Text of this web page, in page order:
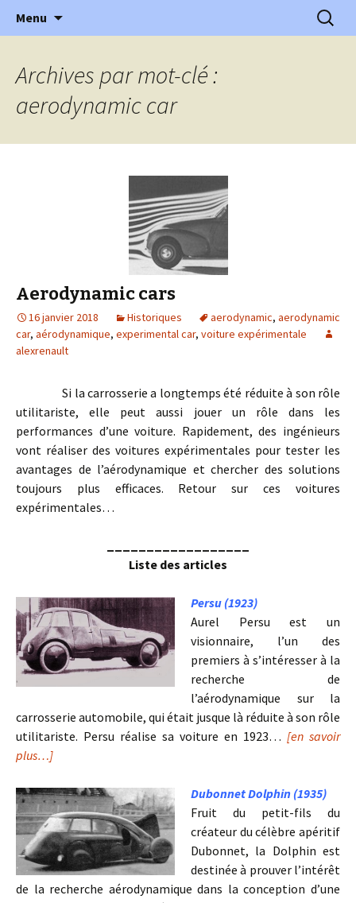
l'Automobile Ancienne
l'automobile ancienne : articles, historiques
…
Menu
Archives par mot-clé :
aerodynamic car
Aerodynamic cars
16 janvier 2018 Historiques aerodynamic, aerodynamic
car, aérodynamique, experimental car, voiture expérimentale
alexrenault
Si la carrosserie a longtemps été réduite à son rôle
utilitariste, elle peut aussi jouer un rôle dans les
performances d’une voiture. Rapidement, des ingénieurs
vont réaliser des voitures expérimentales pour tester les
avantages de l’aérodynamique et chercher des solutions
toujours plus efficaces. Retour sur ces voitures
expérimentales…
Liste des articles
Persu (1923)
Aurel Persu est un
visionnaire, l’un des
premiers à s’intéresser à la
recherche de
l’aérodynamique sur la
carrosserie automobile, qui était jusque là réduite à son rôle
utilitariste. Persu réalise sa voiture en 1923… [en savoir
plus…]
Dubonnet Dolphin (1935)
Fruit du petit-fils du
créateur du célèbre apéritif
Dubonnet, la Dolphin est
destinée à prouver l’intérêt
de la recherche aérodynamique dans la conception d’une